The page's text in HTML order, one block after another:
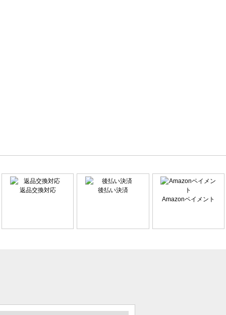
返品交換対応
後払い決済
Amazonペイメント